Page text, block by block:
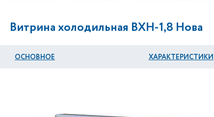
Витрина холодильная ВХН-1,8 Нова
ОСНОВНОЕ ХАРАКТЕРИСТИКИ